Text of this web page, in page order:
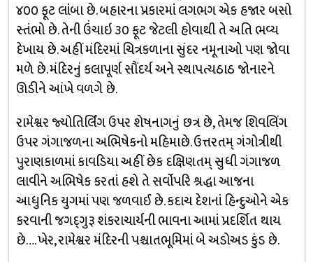
૪૦૦ ફૂટ લાંબા છે. બહારના પ્રકારમાં લગભગ એક હજાર બસો
સ્તંભો છે. તેની ઉંચાઇ ૩૦ ફૂટ જેટલી હોવાથી તે અતિ ભવ્ય
દેખાય છે. અહીં મંદિરમાં ચિત્રકળાના સુંદર નમૂનાઓ પણ જોવા
મળે છે. મંદિરનું કલાપૂર્ણ સૌંદર્ય અને સ્થાપત્યઠાઠ જોનારને
ઊડીને આંખે વળગે છે.
રામેશ્વર જ્યોતિર્લિંગ ઉપર શેષનાગનું છત્ર છે, તેમજ શિવલિંગ
ઉપર ગંગાજળના અભિષેકનો મહિમાછે. ઉત્તરતમ્‌ ગંગોત્રીથી
પુરાણકાળમાં કાવડિયા અહીં છેક દક્ષિણતમ્‌ સુધી ગંગાજળ
લાવીને અભિષેક કરતાં હશે તે સર્વોપરિ શ્રદ્ધા આજના
આધુનિક યુગમાં પણ જળવાઈ છે. કદાચ દેશનાં હિન્દુઓને એક
કરવાની જગદ્‌ગુરૂ શંકરાચાર્યની ભાવના આમાં પ્રદર્શિત થાય
છે…. ખેર, રામેશ્વર મંદિરની પશ્ચાતભૂમિમાં બે અડોઅડ કુંડ છે.